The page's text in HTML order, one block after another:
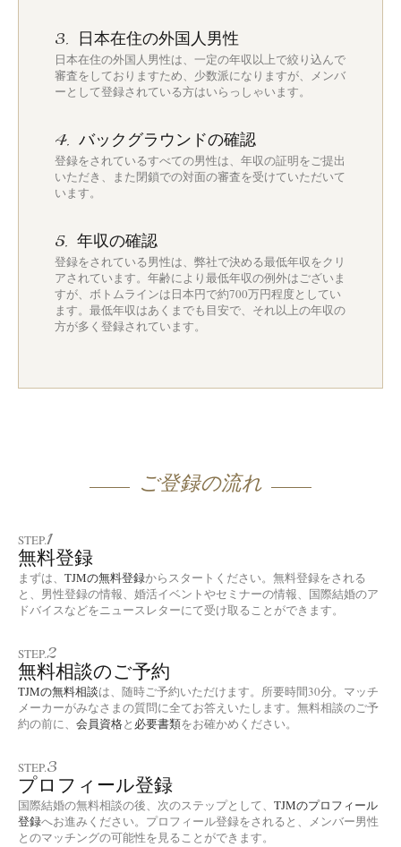
3. 日本在住の外国人男性
日本在住の外国人男性は、一定の年収以上で絞り込んで
審査をしておりますため、少数派になりますが、メンバ
ーとして登録されている方はいらっしゃいます。
4. バックグラウンドの確認
登録をされているすべての男性は、年収の証明をご提出
いただき、また閉鎖での対面の審査を受けていただいて
います。
5. 年収の確認
登録をされている男性は、弊社で決める最低年収をクリ
アされています。年齢により最低年収の例外はございま
すが、ボトムラインは日本円で約700万円程度としてい
ます。最低年収はあくまでも目安で、それ以上の年収の
方が多く登録されています。
ご登録の流れ
STEP.1
無料登録
まずは、 TJMの無料登録からスタートください。無料登録をされる
と、男性登録の情報、婚活イベントやセミナーの情報、国際結婚のア
ドバイスなどをニュースレターにて受け取ることができます。
STEP.2
無料相談のご予約
TJMの無料相談は、随時ご予約いただけます。所要時間30分。マッチ
メーカーがみなさまの質問に全てお答えいたします。無料相談のご予
約の前に、 会員資格と 必要書類をお確かめください。
STEP.3
プロフィール登録
国際結婚の無料相談の後、次のステップとして、 TJMのプロフィール
登録へお進みください。プロフィール登録をされると、メンバー男性
とのマッチングの可能性を見ることができます。